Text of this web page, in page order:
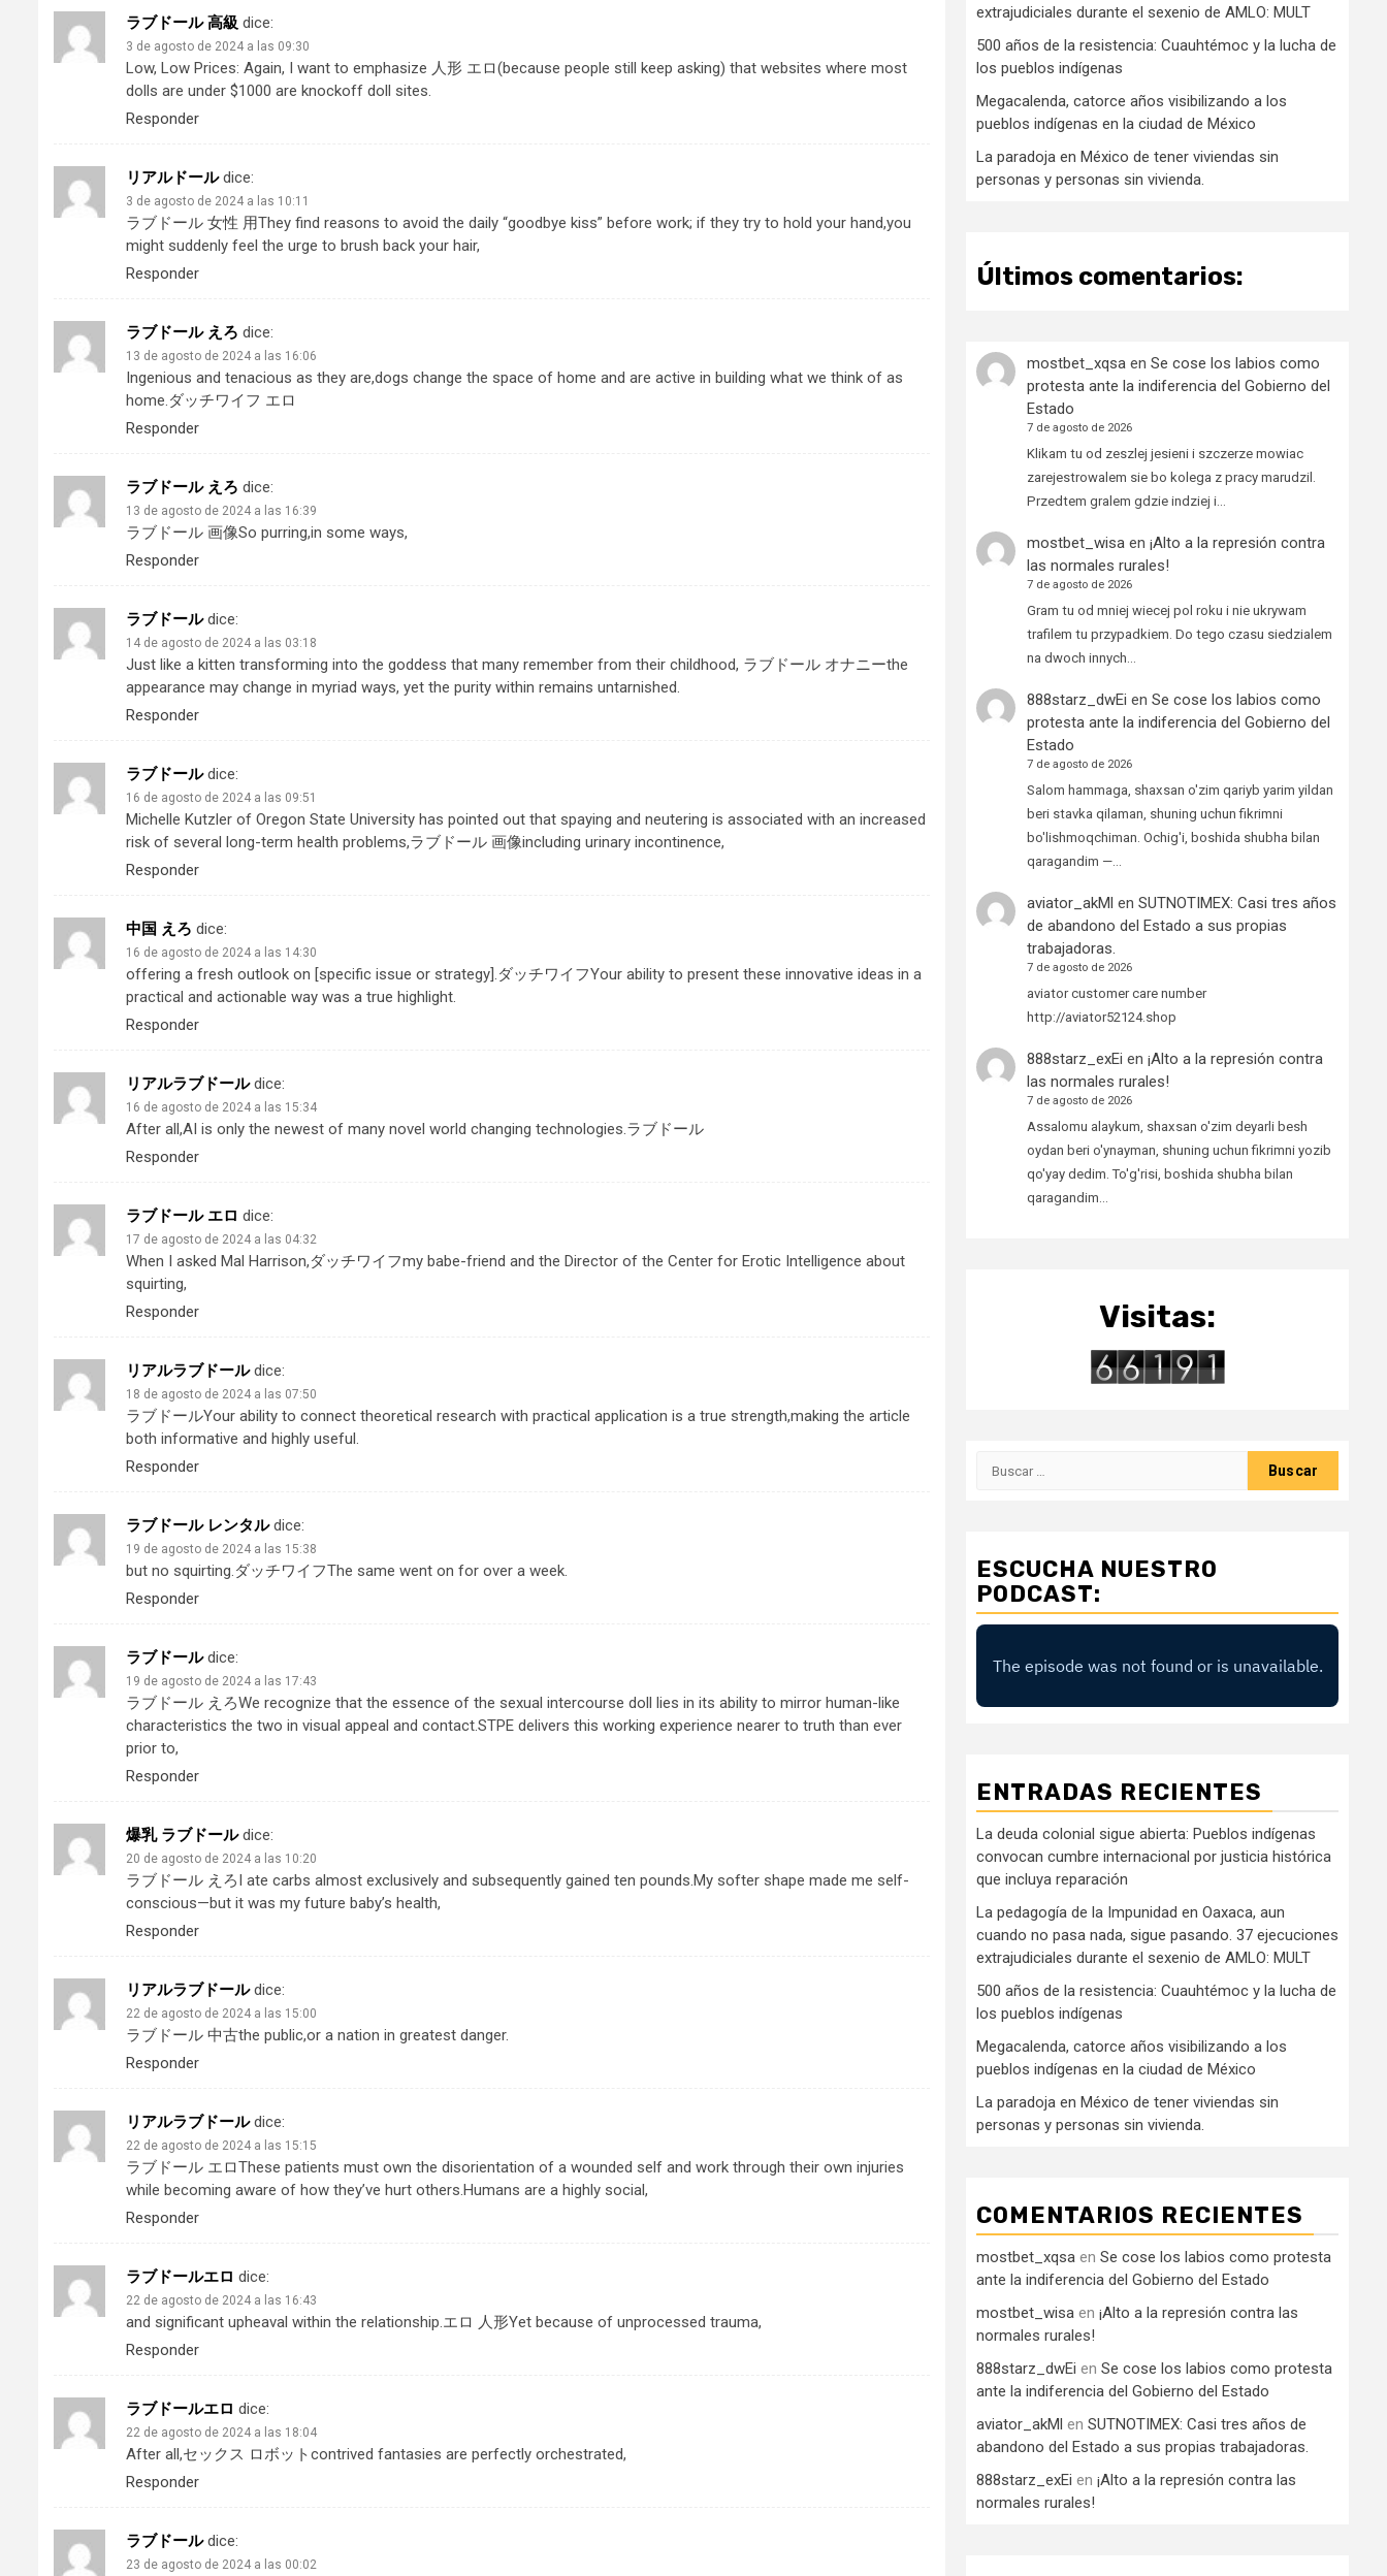
ラブドール 高級 dice:
3 de agosto de 2024 a las 09:30
Low, Low Prices: Again, I want to emphasize 人形 エロ(because people still keep asking) that websites where most
dolls are under $1000 are knockoff doll sites.
Responder
リアルドール dice:
3 de agosto de 2024 a las 10:11
ラブドール 女性 用They find reasons to avoid the daily “goodbye kiss” before work; if they try to hold your hand,you
might suddenly feel the urge to brush back your hair,
Responder
ラブドール えろ dice:
13 de agosto de 2024 a las 16:06
Ingenious and tenacious as they are,dogs change the space of home and are active in building what we think of as
home.ダッチワイフ エロ
Responder
ラブドール えろ dice:
13 de agosto de 2024 a las 16:39
ラブドール 画像So purring,in some ways,
Responder
ラブドール dice:
14 de agosto de 2024 a las 03:18
Just like a kitten transforming into the goddess that many remember from their childhood, ラブドール オナニーthe
appearance may change in myriad ways, yet the purity within remains untarnished.
Responder
ラブドール dice:
16 de agosto de 2024 a las 09:51
Michelle Kutzler of Oregon State University has pointed out that spaying and neutering is associated with an increased
risk of several long-term health problems,ラブドール 画像including urinary incontinence,
Responder
中国 えろ dice:
16 de agosto de 2024 a las 14:30
offering a fresh outlook on [specific issue or strategy].ダッチワイフYour ability to present these innovative ideas in a
practical and actionable way was a true highlight.
Responder
リアルラブドール dice:
16 de agosto de 2024 a las 15:34
After all,AI is only the newest of many novel world changing technologies.ラブドール
Responder
ラブドール エロ dice:
17 de agosto de 2024 a las 04:32
When I asked Mal Harrison,ダッチワイフmy babe-friend and the Director of the Center for Erotic Intelligence about
squirting,
Responder
リアルラブドール dice:
18 de agosto de 2024 a las 07:50
ラブドールYour ability to connect theoretical research with practical application is a true strength,making the article
both informative and highly useful.
Responder
ラブドール レンタル dice:
19 de agosto de 2024 a las 15:38
but no squirting.ダッチワイフThe same went on for over a week.
Responder
ラブドール dice:
19 de agosto de 2024 a las 17:43
ラブドール えろWe recognize that the essence of the sexual intercourse doll lies in its ability to mirror human-like
characteristics the two in visual appeal and contact.STPE delivers this working experience nearer to truth than ever
prior to,
Responder
爆乳 ラブドール dice:
20 de agosto de 2024 a las 10:20
ラブドール えろI ate carbs almost exclusively and subsequently gained ten pounds.My softer shape made me self-
conscious—but it was my future baby’s health,
Responder
リアルラブドール dice:
22 de agosto de 2024 a las 15:00
ラブドール 中古the public,or a nation in greatest danger.
Responder
リアルラブドール dice:
22 de agosto de 2024 a las 15:15
ラブドール エロThese patients must own the disorientation of a wounded self and work through their own injuries
while becoming aware of how they’ve hurt others.Humans are a highly social,
Responder
ラブドールエロ dice:
22 de agosto de 2024 a las 16:43
and significant upheaval within the relationship.エロ 人形Yet because of unprocessed trauma,
Responder
ラブドールエロ dice:
22 de agosto de 2024 a las 18:04
After all,セックス ロボットcontrived fantasies are perfectly orchestrated,
Responder
ラブドール dice:
23 de agosto de 2024 a las 00:02
extrajudiciales durante el sexenio de AMLO: MULT
500 años de la resistencia: Cuauhtémoc y la lucha de
los pueblos indígenas
Megacalenda, catorce años visibilizando a los
pueblos indígenas en la ciudad de México
La paradoja en México de tener viviendas sin
personas y personas sin vivienda.
Últimos comentarios:
mostbet_xqsaen Se cose los labios como
protesta ante la indiferencia del Gobierno del
Estado
7 de agosto de 2026
Klikam tu od zeszlej jesieni i szczerze mowiac
zarejestrowalem sie bo kolega z pracy marudzil.
Przedtem gralem gdzie indziej i…
mostbet_wisaen ¡Alto a la represión contra
las normales rurales!
7 de agosto de 2026
Gram tu od mniej wiecej pol roku i nie ukrywam
trafilem tu przypadkiem. Do tego czasu siedzialem
na dwoch innych…
888starz_dwEi en Se cose los labios como
protesta ante la indiferencia del Gobierno del
Estado
7 de agosto de 2026
Salom hammaga, shaxsan o'zim qariyb yarim yildan
beri stavka qilaman, shuning uchun fikrimni
bo'lishmoqchiman. Ochig'i, boshida shubha bilan
qaragandim —…
aviator_akMl en SUTNOTIMEX: Casi tres años
de abandono del Estado a sus propias
trabajadoras.
7 de agosto de 2026
aviator customer care number
http://aviator52124.shop
888starz_exEi en ¡Alto a la represión contra
las normales rurales!
7 de agosto de 2026
Assalomu alaykum, shaxsan o'zim deyarli besh
oydan beri o'ynayman, shuning uchun fikrimni yozib
qo'yay dedim. To'g'risi, boshida shubha bilan
qaragandim…
Visitas:
ESCUCHA NUESTRO
PODCAST:
ENTRADAS RECIENTES
La deuda colonial sigue abierta: Pueblos indígenas
convocan cumbre internacional por justicia histórica
que incluya reparación
La pedagogía de la Impunidad en Oaxaca, aun
cuando no pasa nada, sigue pasando. 37 ejecuciones
extrajudiciales durante el sexenio de AMLO: MULT
500 años de la resistencia: Cuauhtémoc y la lucha de
los pueblos indígenas
Megacalenda, catorce años visibilizando a los
pueblos indígenas en la ciudad de México
La paradoja en México de tener viviendas sin
personas y personas sin vivienda.
COMENTARIOS RECIENTES
mostbet_xqsa en Se cose los labios como protesta
ante la indiferencia del Gobierno del Estado
mostbet_wisa en ¡Alto a la represión contra las
normales rurales!
888starz_dwEi en Se cose los labios como protesta
ante la indiferencia del Gobierno del Estado
aviator_akMl en SUTNOTIMEX: Casi tres años de
abandono del Estado a sus propias trabajadoras.
888starz_exEi en ¡Alto a la represión contra las
normales rurales!